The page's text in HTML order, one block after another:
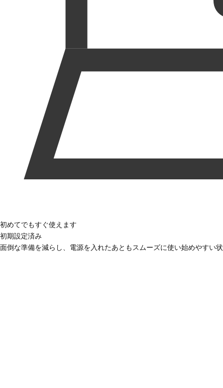
初めてでもすぐ使えます
初期設定済み
面倒な準備を減らし、電源を入れたあともスムーズに使い始めやすい